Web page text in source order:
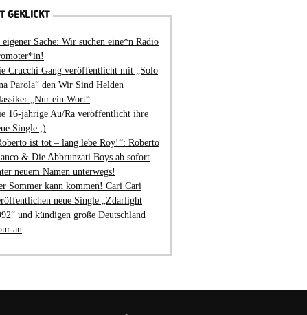
GEKLICKT
Sache: Wir suchen eine*n Radio
Crucchi Gang veröffentlicht mit „Solo
Parola“ den Wir Sind Helden
„Nur ein Wort“
16-jährige Au/Ra veröffentlicht ihre
Single ;)
ist tot – lang lebe Roy!“: Roberto
& Die Abbrunzati Boys ab sofort
neuem Namen unterwegs!
Sommer kann kommen! Cari Cari
neue Single „Zdarlight
und kündigen große Deutschland
an